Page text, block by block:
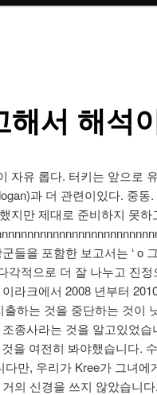
해서 해석
자유 롭다. 터키는 앞으로
과 더 관련이있다. 중
지만 제대로 준비하지 못
들을 포함한 보고서는 ‘ o
각적으로 더 잘 나누고 진
라크에서 2008 년부터
출하는 것을 중단하는 것이
종사라는 것을 알고있었
을 여전히 봐야했습니다.
다만, 우리가 Kree가 그녀
의 신경을 쓰지 않았습니